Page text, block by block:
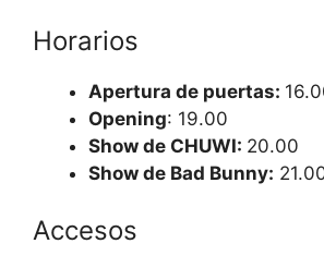
Horarios
Apertura de puertas:
Opening: 19.00
Show de CHUWI: 20.00
Show de Bad Bunny:
Accesos